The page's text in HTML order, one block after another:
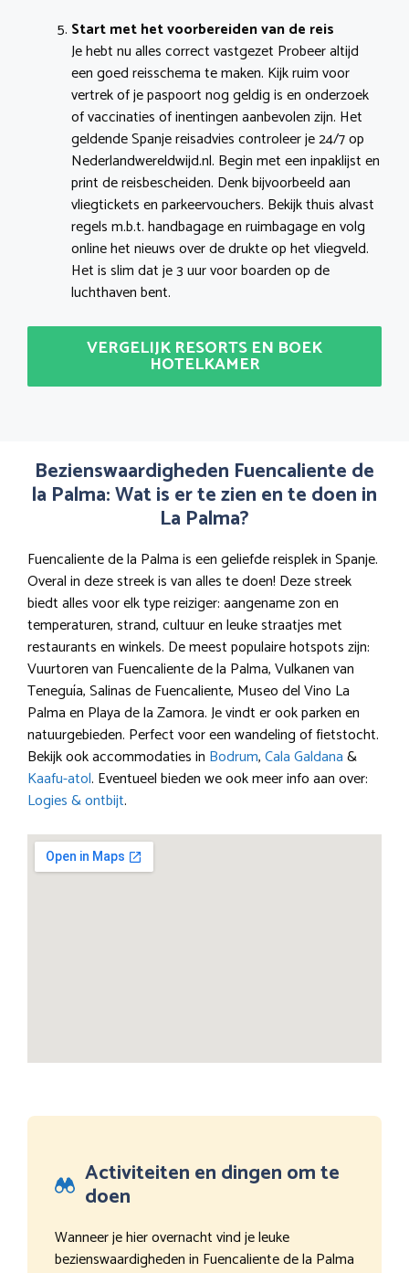
Start met het voorbereiden van de reis
Je hebt nu alles correct vastgezet Probeer altijd
een goed reisschema te maken. Kijk ruim voor
vertrek of je paspoort nog geldig is en onderzoek
of vaccinaties of inentingen aanbevolen zijn. Het
geldende Spanje reisadvies controleer je 24/7 op
Nederlandwereldwijd.nl. Begin met een inpaklijst en
print de reisbescheiden. Denk bijvoorbeeld aan
vliegtickets en parkeervouchers. Bekijk thuis alvast
regels m.b.t. handbagage en ruimbagage en volg
online het nieuws over de drukte op het vliegveld.
Het is slim dat je 3 uur voor boarden op de
luchthaven bent.
VERGELIJK RESORTS EN BOEK
HOTELKAMER
Bezienswaardigheden Fuencaliente de
la Palma: Wat is er te zien en te doen in
La Palma?
Fuencaliente de la Palma is een geliefde reisplek in Spanje.
Overal in deze streek is van alles te doen! Deze streek
biedt alles voor elk type reiziger: aangename zon en
temperaturen, strand, cultuur en leuke straatjes met
restaurants en winkels. De meest populaire hotspots zijn:
Vuurtoren van Fuencaliente de la Palma, Vulkanen van
Teneguía, Salinas de Fuencaliente, Museo del Vino La
Palma en Playa de la Zamora. Je vindt er ook parken en
natuurgebieden. Perfect voor een wandeling of fietstocht.
Bekijk ook accommodaties in Bodrum,Cala Galdana&
Kaafu-atol. Eventueel bieden we ook meer info aan over:
Logies & ontbijt.
Activiteiten en dingen om te
doen
Wanneer je hier overnacht vind je leuke
bezienswaardigheden in Fuencaliente de la Palma